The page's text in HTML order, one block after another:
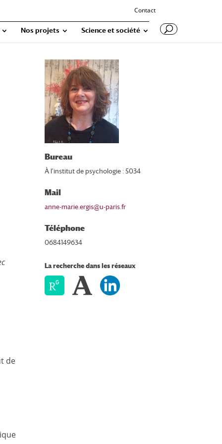
Contact
Nos projets Science et société
de
Bureau
À l’institut de psychologie : 5034
Mail
anne-marie.ergis@u-paris.fr
Téléphone
0684149634
La recherche dans les réseaux